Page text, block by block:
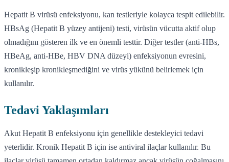
Hepatit B virüsü enfeksiyonu, kan testleriyle kolayca tespit edilebilir.
HBsAg (Hepatit B yüzey antijeni) testi, virüsün vücutta aktif olup
olmadığını gösteren ilk ve en önemli testtir. Diğer testler (anti-HBs,
HBeAg, anti-HBe, HBV DNA düzeyi) enfeksiyonun evresini,
kronikleşip kronikleşmediğini ve virüs yükünü belirlemek için
kullanılır.
Tedavi Yaklaşımları
Akut Hepatit B enfeksiyonu için genellikle destekleyici tedavi
yeterlidir. Kronik Hepatit B için ise antiviral ilaçlar kullanılır. Bu